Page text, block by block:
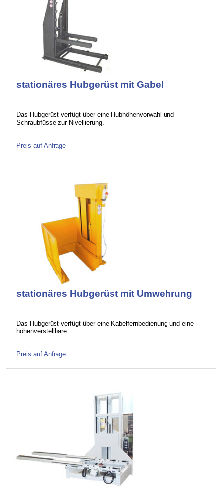
stationäres Hubgerüst mit Gabel
Das Hubgerüst verfügt über eine Hubhöhenvorwahl und
Schraubfüsse zur Nivellierung.
Preis auf Anfrage
stationäres Hubgerüst mit Umwehrung
Das Hubgerüst verfügt über eine Kabelfernbedienung und eine
höhenverstellbare ...
Preis auf Anfrage